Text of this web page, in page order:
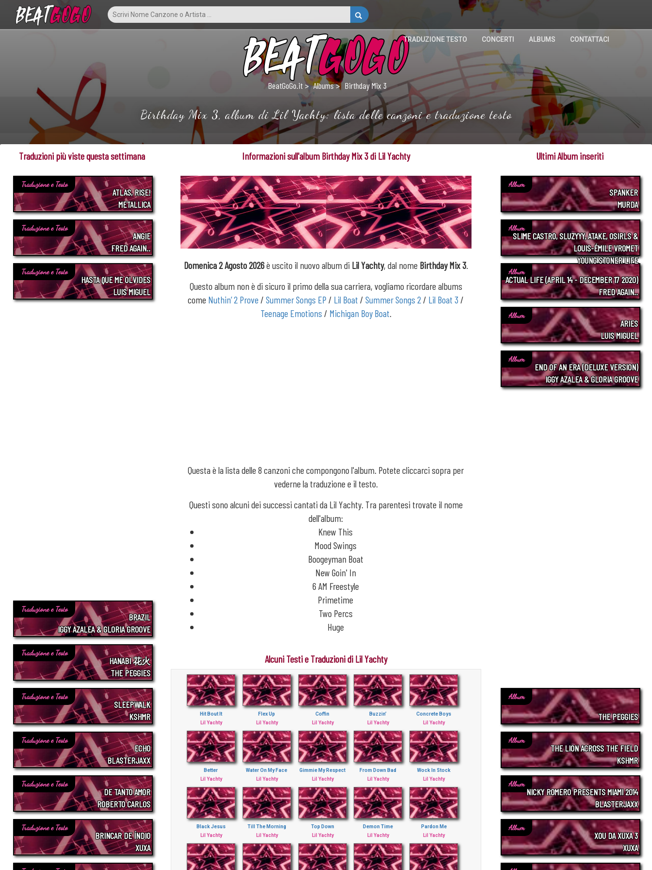
TRADUZIONE TESTO CONCERTI ALBUMS CONTATTACI
BeatGoGo.it Albums Birthday Mix 3
Birthday Mix 3, album di Lil Yachty: lista delle canzoni e traduzione testo
Informazioni sull'album Birthday Mix 3 di Lil Yachty
Domenica 2 Agosto 2026è uscito il nuovo album di Lil Yachty, dal nome Birthday Mix 3.
Questo album non è di sicuro il primo della sua carriera, vogliamo ricordare albums
come Nuthin’ 2 Prove /Summer Songs EP / Lil Boat /Summer Songs 2/ Lil Boat 3 /
Teenage Emotions / Michigan Boy Boat.
Questa è la lista delle 8 canzoni che compongono l'album. Potete cliccarci sopra per
vederne la traduzione e il testo.
Questi sono alcuni dei successi cantati da Lil Yachty. Tra parentesi trovate il nome
dell'album:
Knew This
Mood Swings
Boogeyman Boat
New Goin' In
6 AM Freestyle
Primetime
Two Percs
Huge
Alcuni Testi e Traduzioni di Lil Yachty
Hit Bout It
Lil Yachty
Flex Up
Lil Yachty
Coffin
Lil Yachty
Buzzin’
Lil Yachty
Concrete Boys
Lil Yachty
Better
Lil Yachty
Water On My Face
Lil Yachty
Gimmie My Respect
Lil Yachty
From Down Bad
Lil Yachty
Wock In Stock
Lil Yachty
Black Jesus
Lil Yachty
Till The Morning
Lil Yachty
Top Down
Lil Yachty
Demon Time
Lil Yachty
Pardon Me
Lil Yachty
Traduzioni più viste questa settimana
Traduzione e Testo
ATLAS, RISE!
METALLICA
Traduzione e Testo
ANGIE
FRED AGAIN..
Traduzione e Testo
HASTA QUE ME OLVIDES
LUIS MIGUEL
Traduzione e Testo
BRAZIL
IGGY AZALEA & GLORIA GROOVE
Traduzione e Testo
HANABI 花火
THE PEGGIES
Traduzione e Testo
SLEEPWALK
KSHMR
Traduzione e Testo
ECHO
BLASTERJAXX
Traduzione e Testo
DE TANTO AMOR
ROBERTO CARLOS
Traduzione e Testo
BRINCAR DE ÍNDIO
XUXA
Ultimi Album inseriti
Album
SPANKER
MURDA
Album
SLIME CASTRO, SLUZYYY, ATAKE, OSIRLS &
LOUIS-ÉMILE VROMET
YOUNG STONER LIFE
Album
ACTUAL LIFE (APRIL 14 - DECEMBER 17 2020)
FRED AGAIN..
Album
ARIES
LUIS MIGUEL
Album
END OF AN ERA (DELUXE VERSION)
IGGY AZALEA & GLORIA GROOVE
Album
THE PEGGIES
Album
THE LION ACROSS THE FIELD
KSHMR
Album
NICKY ROMERO PRESENTS MIAMI 2014
BLASTERJAXX
Album
XOU DA XUXA 3
XUXA